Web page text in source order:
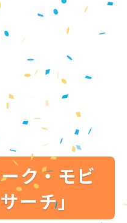
ク・モビ
ーチ」